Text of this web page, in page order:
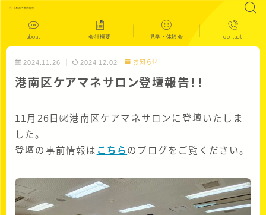
about 会社概要 見学・体験会 contact
2024.11.26 2024.12.02 お知らせ
港南区ケアマネサロン登壇報告！！
11月26日㈫港南区ケアマネサロンに登壇いたしま
した。
登壇の事前情報は こちら のブログをご覧ください。